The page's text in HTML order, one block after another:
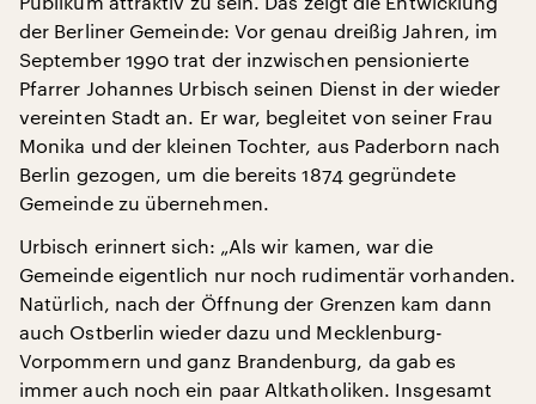
der Berliner Gemeinde: Vor genau dreißig Jahren, im
September 1990 trat der inzwischen pensionierte
Pfarrer Johannes Urbisch seinen Dienst in der wieder
vereinten Stadt an. Er war, begleitet von seiner Frau
Monika und der kleinen Tochter, aus Paderborn nach
Berlin gezogen, um die bereits 1874 gegründete
Gemeinde zu übernehmen.
Urbisch erinnert sich: „Als wir kamen, war die
Gemeinde eigentlich nur noch rudimentär vorhanden.
Natürlich, nach der Öffnung der Grenzen kam dann
auch Ostberlin wieder dazu und Mecklenburg-
Vorpommern und ganz Brandenburg, da gab es
immer auch noch ein paar Altkatholiken. Insgesamt